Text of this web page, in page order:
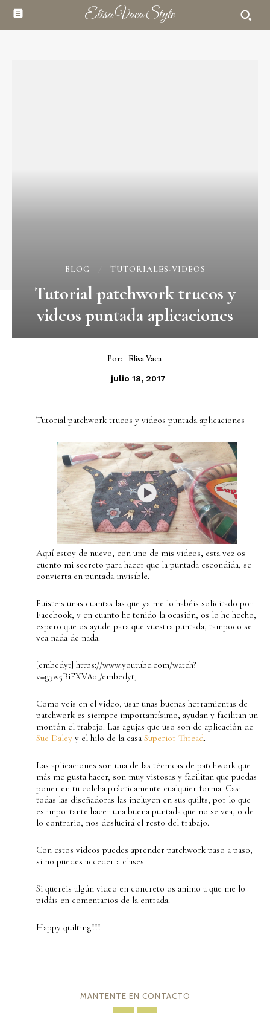
Elisa Vaca Style
BLOG TUTORIALES-VIDEOS
Tutorial patchwork trucos y
videos puntada aplicaciones
Por: Elisa Vaca
julio 18, 2017
Tutorial patchwork trucos y videos puntada aplicaciones
Aquí estoy de nuevo, con uno de mis videos, esta vez os
cuento mi secreto para hacer que la puntada escondida, se
convierta en puntada invisible.
Fuisteis unas cuantas las que ya me lo habéis solicitado por
Facebook, y en cuanto he tenido la ocasión, os lo he hecho,
espero que os ayude para que vuestra puntada, tampoco se
vea nada de nada.
[embedyt] https://www.youtube.com/watch?
v=g3w5BiFXV80[/embedyt]
Como veis en el video, usar unas buenas herramientas de
patchwork es siempre importantísimo, ayudan y facilitan un
montón el trabajo. Las agujas que uso son de aplicación de
Sue Daley y el hilo de la casa Superior Thread.
Las aplicaciones son una de las técnicas de patchwork que
más me gusta hacer, son muy vistosas y facilitan que puedas
poner en tu colcha prácticamente cualquier forma. Casi
todas las diseñadoras las incluyen en sus quilts, por lo que
es importante hacer una buena puntada que no se vea, o de
lo contrario, nos deslucirá el resto del trabajo.
Con estos videos puedes aprender patchwork paso a paso,
si no puedes acceder a clases.
Si queréis algún video en concreto os animo a que me lo
pidáis en comentarios de la entrada.
Happy quilting!!!
MANTENTE EN CONTACTO